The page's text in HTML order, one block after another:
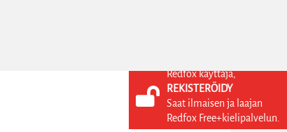
KIRJAUDU SISÄÄN
REKISTERÖIDY
Redfox käyttäjä,
REKISTERÖIDY
Saat ilmaisen ja laajan
Redfox Free+kielipalvelun.